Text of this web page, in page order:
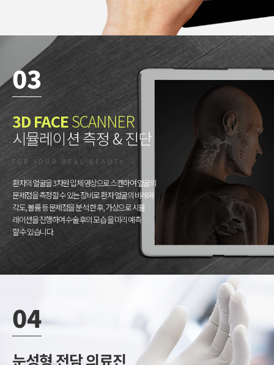
03
3D FACESCANNER
시뮬레이션 측정 & 진단
FOR YOUR REAL BEAUTY
환자의 얼굴을 3차원 입체 영상으로 스캔하여 얼굴의
문제점을 측정할 수 있는 장비로 환자 얼굴의 비례와
각도, 볼륨 등 문제점을 분석 한 후, 가상으로 시뮬
레이션을 진행하여 수술 후의 모습 을 미리 예측
할 수 있습니다.
04
눈성형 전담 의료진